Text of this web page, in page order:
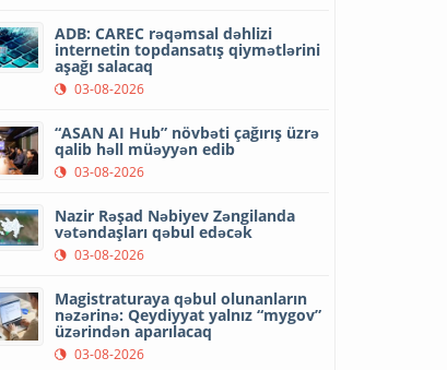
ADB: CAREC rəqəmsal dəhlizi
internetin topdansatış qiymətlərini
aşağı salacaq
03-08-2026
“ASAN AI Hub” növbəti çağırış üzrə
qalib həll müəyyən edib
03-08-2026
Nazir Rəşad Nəbiyev Zəngilanda
vətəndaşları qəbul edəcək
03-08-2026
Magistraturaya qəbul olunanların
nəzərinə: Qeydiyyat yalnız “mygov”
üzərindən aparılacaq
03-08-2026